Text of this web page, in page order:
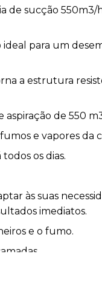
de sucção 550m3/
para um
a estrutura
aspiração de 550
e vapores da
os dias.
às suas
imediatos.
e o fumo.